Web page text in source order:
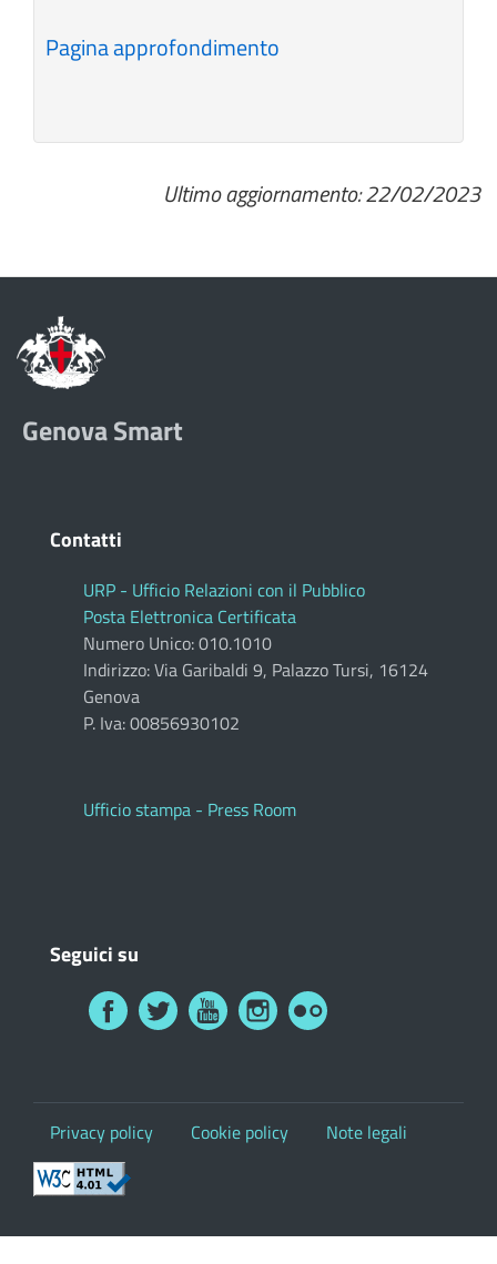
Pagina approfondimento
Ultimo aggiornamento: 22/02/2023
Genova Smart
Contatti
URP - Ufficio Relazioni con il Pubblico
Posta Elettronica Certificata
Numero Unico: 010.1010
Indirizzo: Via Garibaldi 9, Palazzo Tursi, 16124
Genova
P. Iva: 00856930102
Ufficio stampa - Press Room
Seguici su
Privacy policy Cookie policy Note legali